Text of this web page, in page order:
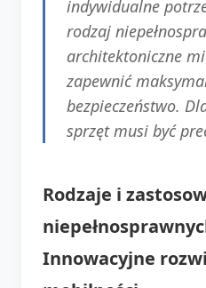
indywidualne
rodzaj
architektoniczne
zapewnić
bezpieczeństwo.
sprzęt musi być
Rodzaje i
Innowacyjne